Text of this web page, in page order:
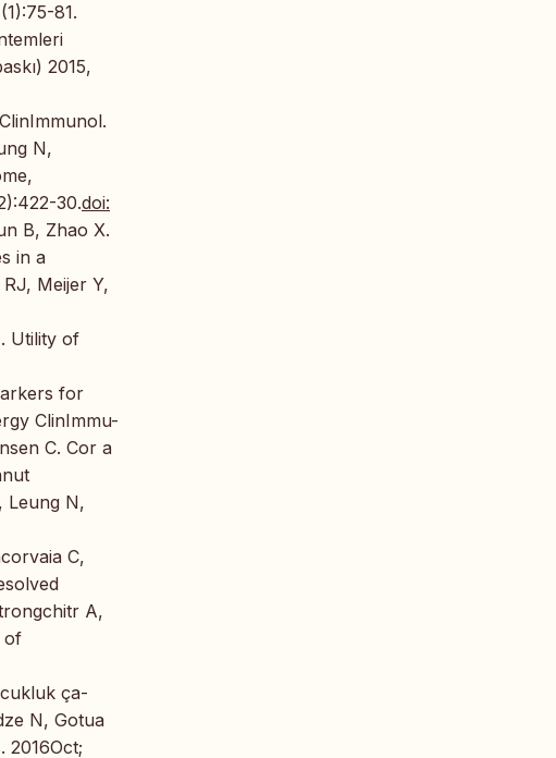
81.
2015,
N,
30.doi:
B, Zhao X.
in a
Meijer Y,
Utility of
for
ClinImmu-
C. Cor a
Leung N,
C,
A,
of
ça-
N, Gotua
2016Oct;